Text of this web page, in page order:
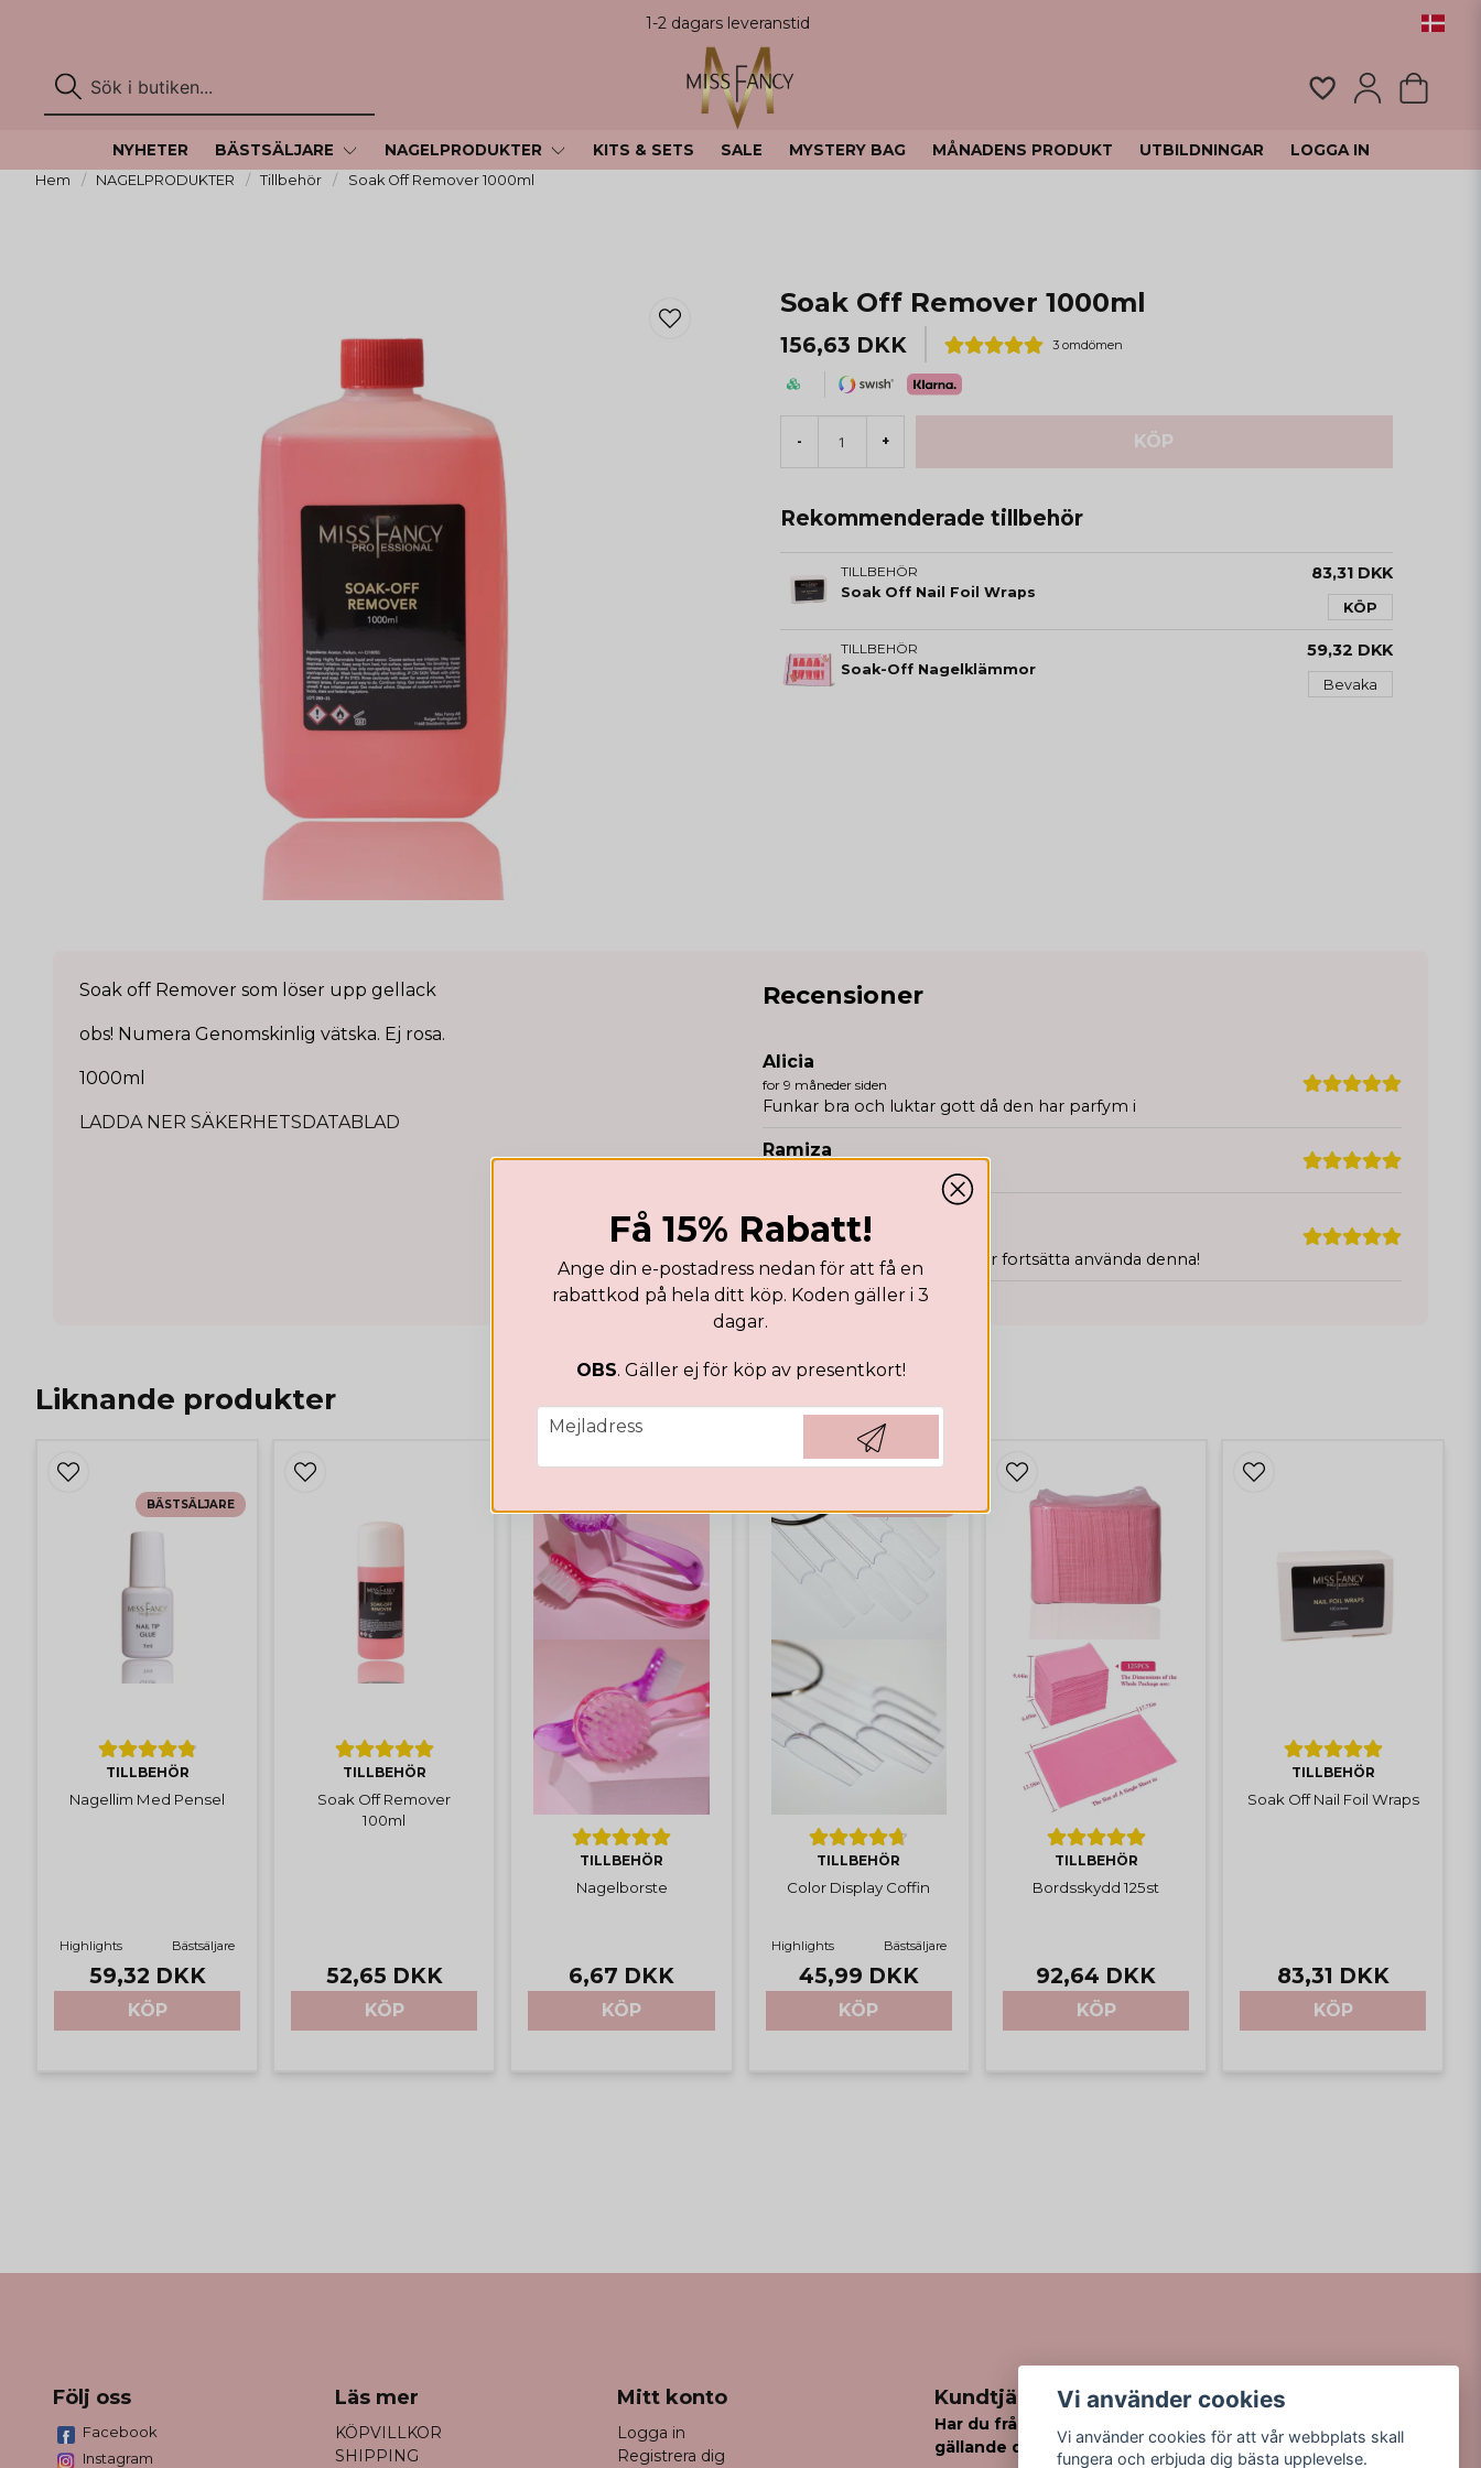
1-2 dagars leveranstid
NYHETER BÄSTSÄLJARE NAGELPRODUKTER KITS & SETS SALE MYSTERY BAG MÅNADENS PRODUKT UTBILDNINGAR LOGGA IN
Hem NAGELPRODUKTER Tillbehör Soak Off Remover 1000ml
Soak Off Remover 1000ml
156,63 DKK 3 omdömen
- + KÖP
Rekommenderade tillbehör
TILLBEHÖR
Soak Off Nail Foil Wraps
83,31 DKK
KÖP
TILLBEHÖR
Soak-Off Nagelklämmor
59,32 DKK
Bevaka
Soak off Remover som löser upp gellack
obs! Numera Genomskinlig vätska. Ej rosa.
1000ml
LADDA NER SÄKERHETSDATABLAD
Recensioner
Alicia
for 9 måneder siden
Funkar bra och luktar gott då den har parfym i
Ramiza
Anonym
for 2 år siden
Bästa jag testat och kommer fortsätta använda denna!
Liknande produkter
TILLBEHÖR
Nagellim Med Pensel
Highlights Bästsäljare
59,32 DKK
KÖP
BÄSTSÄLJARE
TILLBEHÖR
Soak Off Remover
100ml
52,65 DKK
KÖP
TILLBEHÖR
Nagelborste
6,67 DKK
KÖP
TILLBEHÖR
Color Display Coffin
Highlights Bästsäljare
45,99 DKK
KÖP
TILLBEHÖR
Bordsskydd 125st
92,64 DKK
KÖP
TILLBEHÖR
Soak Off Nail Foil Wraps
83,31 DKK
KÖP
Få 15% Rabatt!
Ange din e-postadress nedan för att få en
rabattkod på hela ditt köp. Koden gäller i 3
dagar.
OBS. Gäller ej för köp av presentkort!
email
Mejladress
Hämta kod
Följ oss
Facebook
Instagram
Läs mer
KÖPVILLKOR
SHIPPING
Mitt konto
Logga in
Registrera dig
Kundtjänst
Har du frågor
gällande din order?
Vi använder cookies
Vi använder cookies för att vår webbplats skall
fungera och erbjuda dig bästa upplevelse.